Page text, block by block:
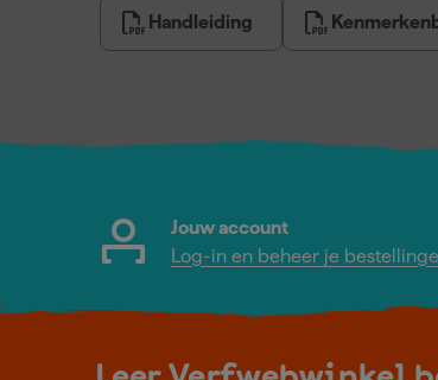
Handleiding
Jouw account
Log-in en beheer je